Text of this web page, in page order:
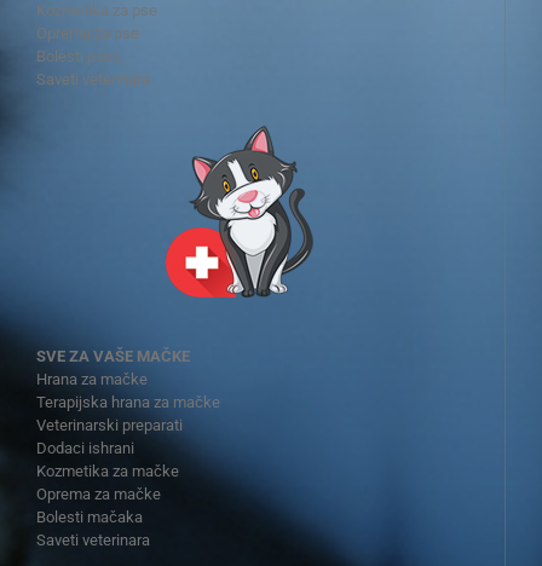
Kozmetika za pse
Oprema za pse
Bolesti pasa
Saveti veterinara
SVE ZA VAŠE MAČKE
Hrana za mačke
Terapijska hrana za mačke
Veterinarski preparati
Dodaci ishrani
Kozmetika za mačke
Oprema za mačke
Bolesti mačaka
Saveti veterinara